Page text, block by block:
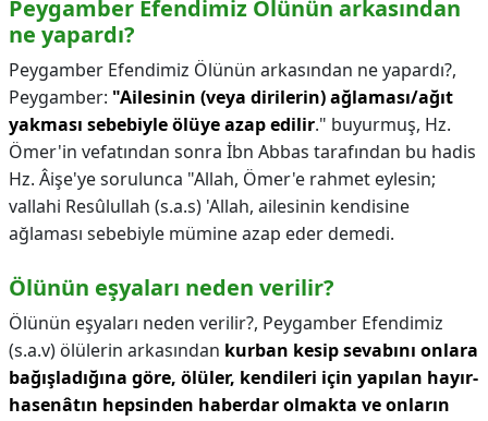
Peygamber Efendimiz Ölünün arkasından
ne yapardı?
Peygamber Efendimiz Ölünün arkasından ne yapardı?,
Peygamber: "Ailesinin (veya dirilerin) ağlaması/ağıt
yakması sebebiyle ölüye azap edilir." buyurmuş, Hz.
Ömer'in vefatından sonra İbn Abbas tarafından bu hadis
Hz. Âişe'ye sorulunca "Allah, Ömer'e rahmet eylesin;
vallahi Resûlullah (s.a.s) 'Allah, ailesinin kendisine
ağlaması sebebiyle mümine azap eder demedi.
Ölünün eşyaları neden verilir?
Ölünün eşyaları neden verilir?, Peygamber Efendimiz
(s.a.v) ölülerin arkasından kurban kesip sevabını onlara
bağışladığına göre, ölüler, kendileri için yapılan hayır-
hasenâtın hepsinden haberdar olmakta ve onların